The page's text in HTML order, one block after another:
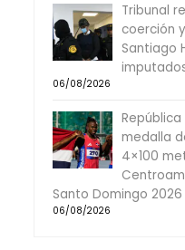
Tribunal
coerción
Santiago
06/08/2026
medalla
4×100
Santo Domingo 2026
06/08/2026